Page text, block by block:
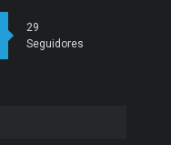
29
Seguidores